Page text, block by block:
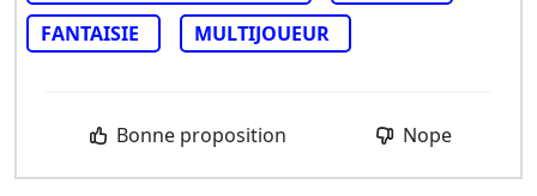
FANTAISIE
MULTIJOUEUR
Bonne proposition Nope